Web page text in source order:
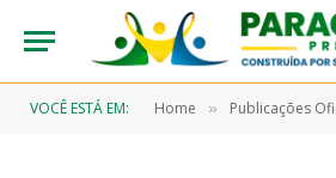
VOCÊ ESTÁ EM: Home » Publicações